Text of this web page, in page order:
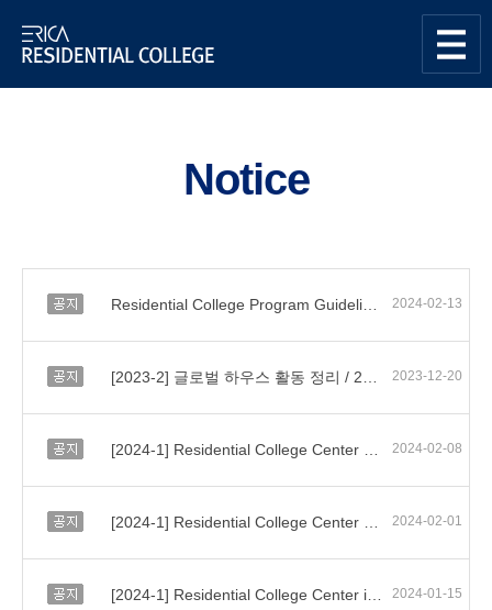
한양대학교
Notice
공지 2024-02-13
공지 2023-12-20
공지 2024-02-08
공지 2024-02-01
공지 2024-01-15